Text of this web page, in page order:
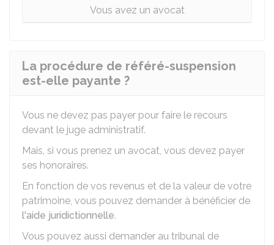
Vous avez un avocat
La procédure de référé-suspension
est-elle payante ?
Vous ne devez pas payer pour faire le recours
devant le juge administratif.
Mais, si vous prenez un avocat, vous devez payer
ses honoraires.
En fonction de vos revenus et de la valeur de votre
patrimoine, vous pouvez demander à bénéficier de
l'aide juridictionnelle.
Vous pouvez aussi demander au tribunal de